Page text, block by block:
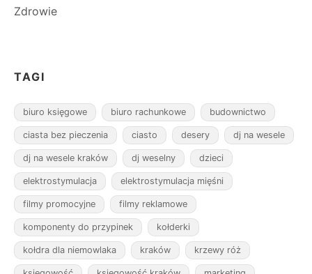
Zdrowie
TAGI
biuro księgowe biuro rachunkowe budownictwo
ciasta bez pieczenia ciasto desery dj na wesele
dj na wesele kraków dj weselny dzieci
elektrostymulacja elektrostymulacja mięśni
filmy promocyjne filmy reklamowe
komponenty do przypinek kołderki
kołdra dla niemowlaka kraków krzewy róż